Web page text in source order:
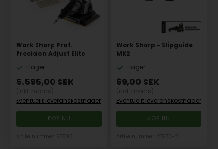
Work Sharp Prof.
Precision Adjust Elite
I lager
5.595,00 SEK
Eventuellt leveranskostnader
Work Sharp - Slipguide
MK2
I lager
69,00 SEK
Eventuellt leveranskostnader